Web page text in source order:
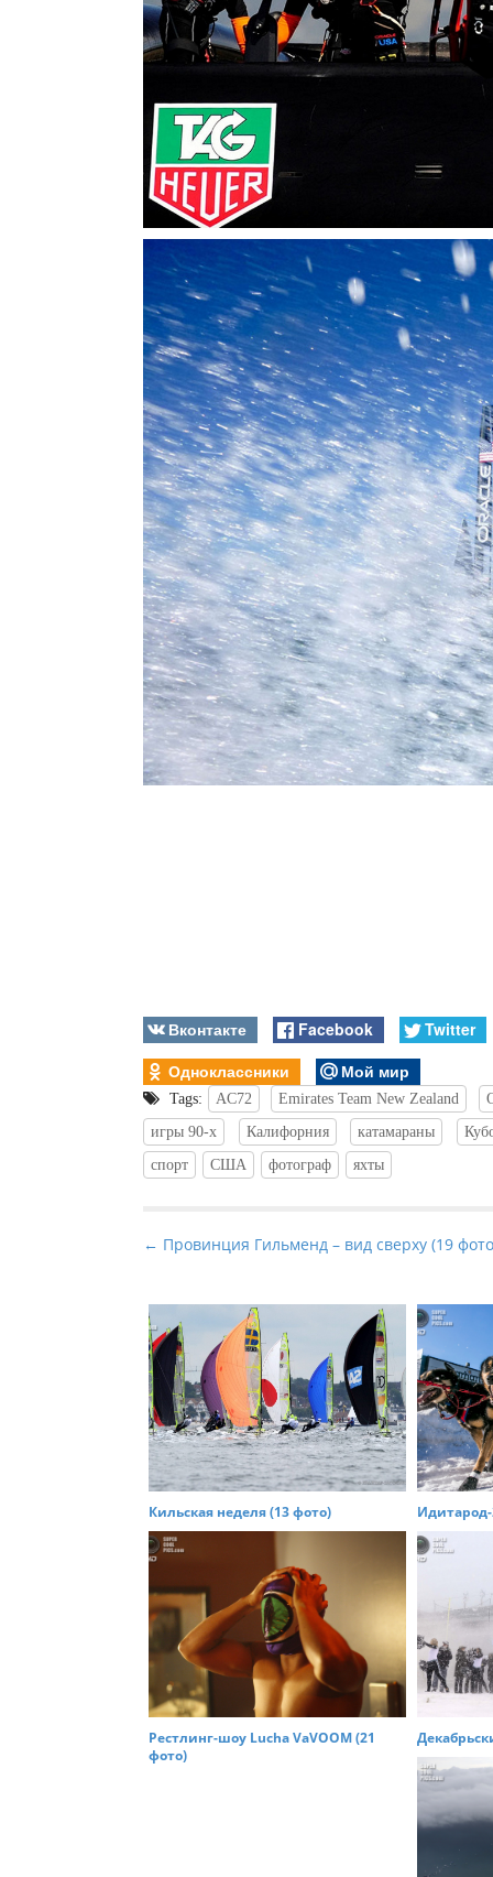
Вконтакте Facebook
Twitter
Одноклассники
Мой мир
Tags: AC72 Emirates Team New Zealand
игры 90-х
Калифорния катамараны
спорт
США фотограф яхты
P
s
t
n
a
v
g
a
t
o
n
← Провинция Гильменд – вид сверху (19
Кильская неделя (13 фото) Идитарод-
Рестлинг-шоу Lucha VaVOOM (21
фото)